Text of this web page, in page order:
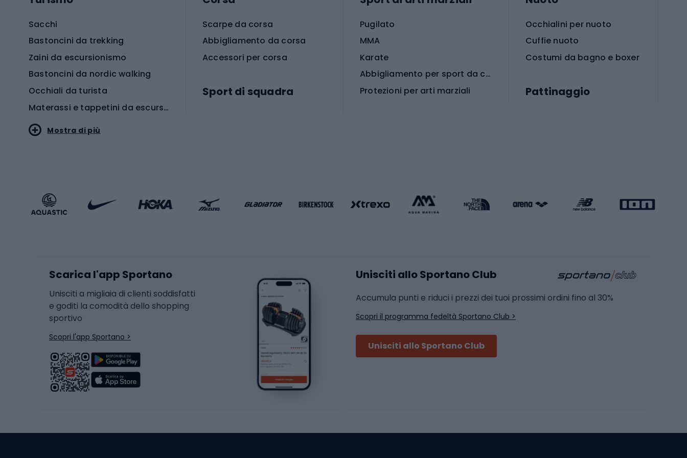
Sacchi
Bastoncini da trekking
Zaini da escursionismo
Bastoncini da nordic walking
Occhiali da turista
Materassi e tappetini da escursionismo
Accessori Sportstyle
Sci di fondo
Hockey
Snowboard
Skitouring
Pattini da ghiaccio
Biciclette
Biciclette da strada
Scarpe da corsa
Abbigliamento da corsa
Accessori per corsa
Sport di squadra
Abbigliamento da basket
Sci da sci alpinismo
Scarponi da sci alpinismo
Bastoncini da sci alpinismo
Sci
Pugilato
MMA
Karate
Abbigliamento per sport da combattimento
Protezioni per arti marziali
Yoga
Abbigliamento fitness
Sport con le racchette
Badminton
Ping pong
Tennis
Occhialini per nuoto
Cuffie nuoto
Costumi da bagno e boxer
Pattinaggio
Caschi da pattinaggio
Pesca al siluro
Pesca a spinning
Sedili per cicli
Mostra di più
Scarica l'app Sportano
Unisciti a migliaia di clienti soddisfatti
e goditi la comodità dello shopping
sportivo
Scopri l'app Sportano >
Unisciti allo Sportano Club
Accumula punti e riduci i prezzi dei tuoi prossimi ordini fino al 30%
Scopri il programma fedeltà Sportano Club >
Unisciti allo Sportano Club